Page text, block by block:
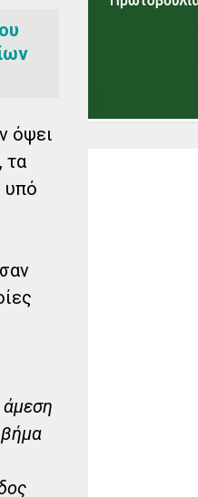
όψει
τα
υπό
άμεση